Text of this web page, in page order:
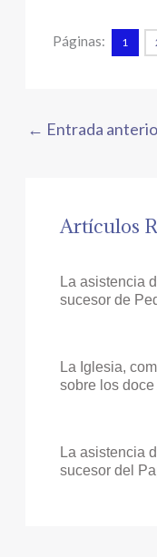
Páginas: 1
← Entrada
Artículos
La asistencia
sucesor de
La Iglesia,
sobre los
La asistencia
sucesor del